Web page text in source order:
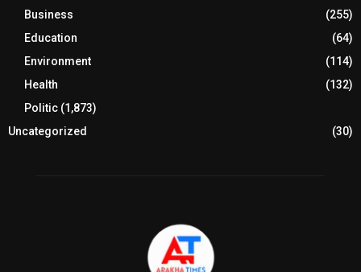
Business
(255)
Education
(64)
Environment
(114)
Health
(132)
Politic (1,873)
Uncategorized
(30)